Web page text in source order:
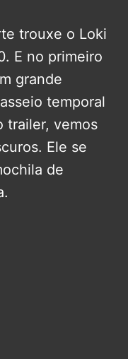
trouxe o Loki
E no primeiro
grande
temporal
trailer, vemos
Ele se
de